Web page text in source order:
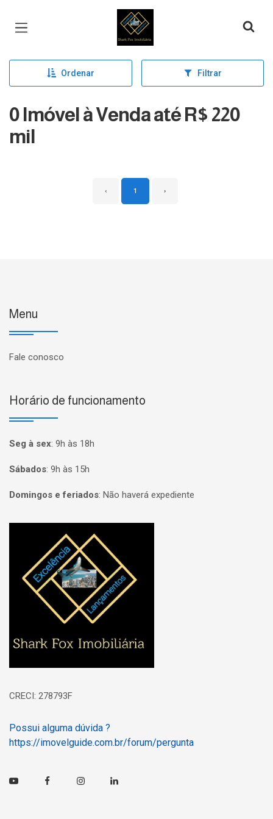
Página inicial
Ordenar Filtrar
0 Imóvel à Venda até R$ 220
mil
‹ 1 ›
Menu
Fale conosco
Horário de funcionamento
Seg à sex: 9h às 18h
Sábados: 9h às 15h
Domingos e feriados: Não haverá expediente
Página inicial
CRECI: 278793F
Possui alguma dúvida ?
https://imovelguide.com.br/forum/pergunta
Youtube FacebookInstagramLinkedin